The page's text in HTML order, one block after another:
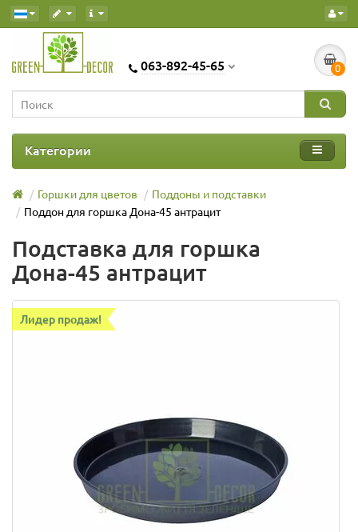
063-892-45-65 0
Категории
Горшки для цветов
Поддоны и подставки
Поддон для горшка Дона-45 антрацит
Подставка для горшка
Дона-45 антрацит
Лидер продаж!